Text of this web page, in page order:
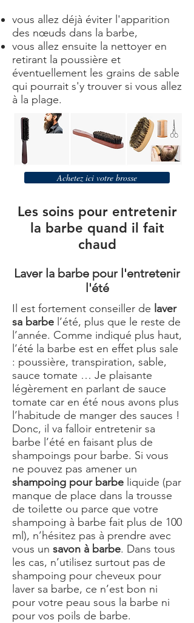
vous allez déjà éviter l'apparition
des nœuds dans la barbe,
vous allez ensuite la nettoyer en
retirant la poussière et
éventuellement les grains de sable
qui pourrait s'y trouver si vous allez
à la plage.
Achetez ici votre brosse
Les soins pour entretenir
la barbe quand il fait
chaud
Laver la barbe pour l'entretenir
l'été
Il est fortement conseiller de laver
sa barbe l’été, plus que le reste de
l’année. Comme indiqué plus haut,
l’été la barbe est en effet plus sale
: poussière, transpiration, sable,
sauce tomate … Je plaisante
légèrement en parlant de sauce
tomate car en été nous avons plus
l’habitude de manger des sauces !
Donc, il va falloir entretenir sa
barbe l’été en faisant plus de
shampoings pour barbe. Si vous
ne pouvez pas amener un
shampoing pour barbe liquide (par
manque de place dans la trousse
de toilette ou parce que votre
shampoing à barbe fait plus de 100
ml), n’hésitez pas à prendre avec
vous un savon à barbe. Dans tous
les cas, n’utilisez surtout pas de
shampoing pour cheveux pour
laver sa barbe, ce n’est bon ni
pour votre peau sous la barbe ni
pour vos poils de barbe.